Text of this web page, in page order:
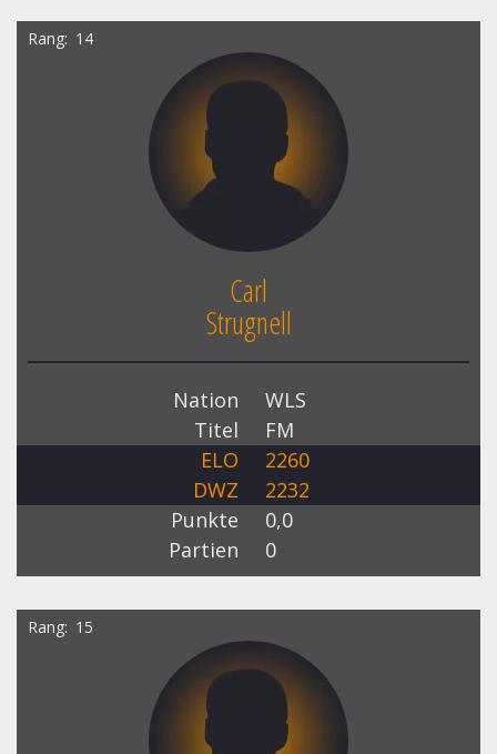
Rang 14
Carl
Strugnell
Nation
WLS
Titel
FM
ELO
2260
DWZ
2232
Punkte
0,0
Partien
0
Rang 15